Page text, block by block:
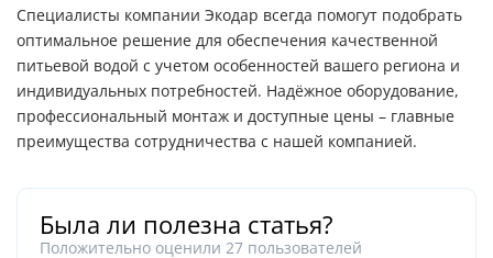
Специалисты компании Экодар всегда помогут подобрать
оптимальное решение для обеспечения качественной
питьевой водой с учетом особенностей вашего региона и
индивидуальных потребностей. Надёжное оборудование,
профессиональный монтаж и доступные цены – главные
преимущества сотрудничества с нашей компанией.
Была ли полезна статья?
Положительно оценили 27 пользователей